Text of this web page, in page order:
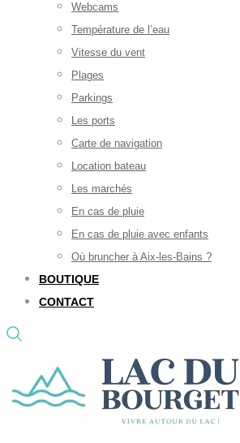
Webcams
Température de l’eau
Vitesse du vent
Plages
Parkings
Les ports
Carte de navigation
Location bateau
Les marchés
En cas de pluie
En cas de pluie avec enfants
Où bruncher à Aix-les-Bains ?
BOUTIQUE
CONTACT